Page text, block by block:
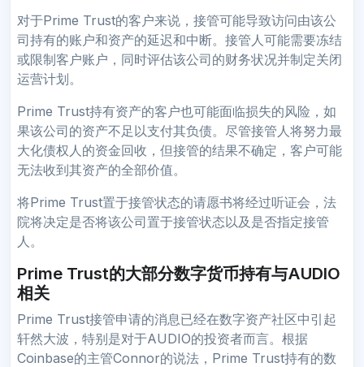
对于Prime Trust的客户来说，接管可能导致访问由该公
司持有的账户和资产的延迟和中断。接管人可能需要冻结
或限制客户账户，同时评估该公司的财务状况并制定关闭
运营计划。
Prime Trust持有资产的客户也可能面临损失的风险，如
果该公司的资产不足以支付其负债。尽管接管人将努力最
大化债权人的资金回收，但接管的结果不确定，客户可能
无法收到其资产的全部价值。
将Prime Trust置于接管状态的请愿书将经过听证会，法
院将决定是否将该公司置于接管状态以及是否指定接管
人。
Prime Trust的大部分数字货币持有与AUDIO
相关
Prime Trust接管申请的消息已经在数字资产社区中引起
轩然大波，特别是对于AUDIO的投资者而言。根据
Coinbase的主管Connor的说法，Prime Trust持有的数